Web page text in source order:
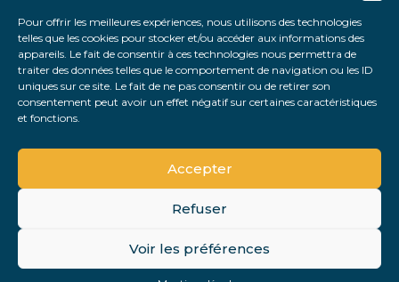
Pour offrir les meilleures expériences, nous utilisons des technologies
telles que les cookies pour stocker et/ou accéder aux informations des
appareils. Le fait de consentir à ces technologies nous permettra de
traiter des données telles que le comportement de navigation ou les ID
uniques sur ce site. Le fait de ne pas consentir ou de retirer son
consentement peut avoir un effet négatif sur certaines caractéristiques
et fonctions.
Accepter
Refuser
Voir les préférences
FaceBook
TwitterLinkedIn
Principale
Footer
PLAN DU SITE
MENTIONS LÉGALES